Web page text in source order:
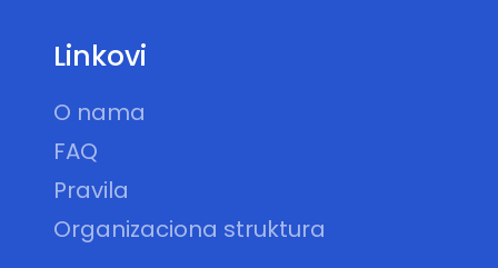
Linkovi
O nama
FAQ
Pravila
Organizaciona struktura